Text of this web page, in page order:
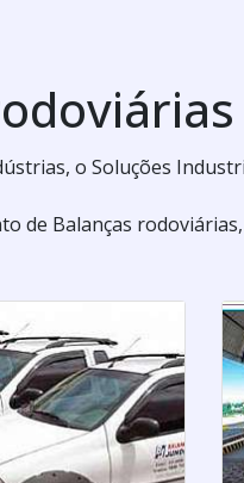
o Soluções
de Balanças